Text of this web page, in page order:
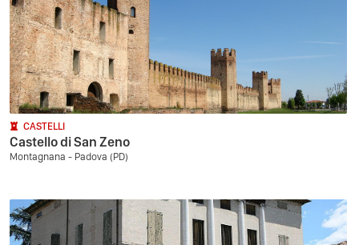
CASTELLI
Castello di San Zeno
Montagnana - Padova (PD)